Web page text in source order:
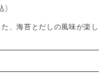
)
、海苔とだしの風味が楽し